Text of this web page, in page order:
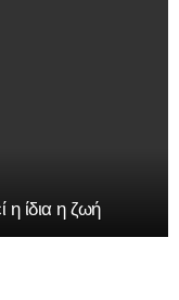
ίδια η ζωή